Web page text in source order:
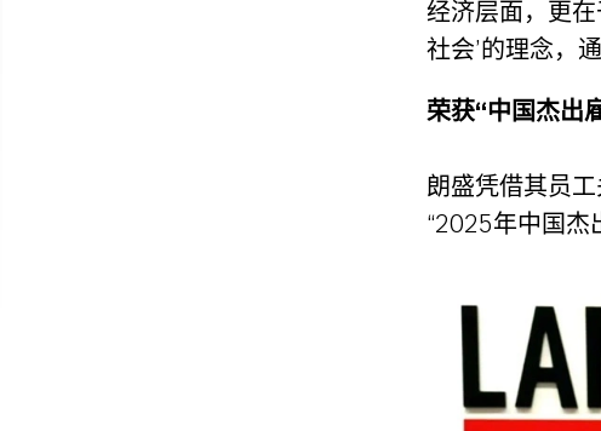
经济层面，更
社会’的理念，
荣获“中国杰出
朗盛凭借其员
“2025年中国杰